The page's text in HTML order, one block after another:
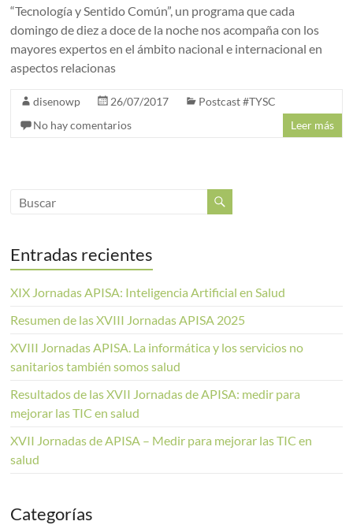
“Tecnología y Sentido Común”, un programa que cada
domingo de diez a doce de la noche nos acompaña con los
mayores expertos en el ámbito nacional e internacional en
aspectos relacionas
disenowp 26/07/2017
Postcast #TYSC
No hay comentarios
Leer más
Entradas recientes
XIX Jornadas APISA: Inteligencia Artificial en Salud
Resumen de las XVIII Jornadas APISA 2025
XVIII Jornadas APISA. La informática y los servicios no
sanitarios también somos salud
Resultados de las XVII Jornadas de APISA: medir para
mejorar las TIC en salud
XVII Jornadas de APISA – Medir para mejorar las TIC en
salud
Categorías